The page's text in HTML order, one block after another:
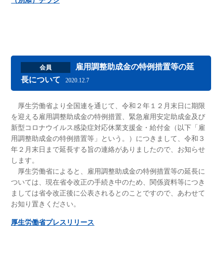
会員
雇用調整助成金の特例措置等の延
長について
2020.12.7
厚生労働省より全国連を通じて、令和２年１２月末日に期限
を迎える雇用調整助成金の特例措置、緊急雇用安定助成金及び
新型コロナウイルス感染症対応休業支援金・給付金（以下「雇
用調整助成金の特例措置等」という。）につきまして、令和３
年２月末日まで延長する旨の連絡がありましたので、お知らせ
します。
厚生労働省によると、雇用調整助成金の特例措置等の延長に
ついては、現在省令改正の手続き中のため、関係資料等につき
ましては省令改正後に公表されるとのことですので、あわせて
お知り置きください。
厚生労働省プレスリリース